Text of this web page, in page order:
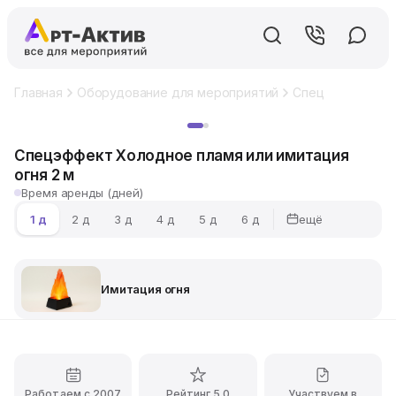
Главная Оборудование для мероприятий Спецэффекты
Спецэффект Холодное пламя или имитация
огня 2 м
Время аренды (дней)
1 д
2 д 3 д 4 д 5 д 6 д ещё
Имитация огня